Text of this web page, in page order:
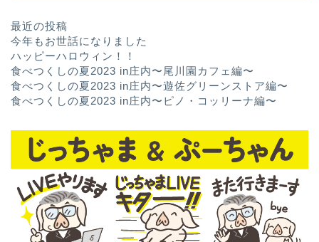
最近の投稿
今年もお世話になりました
ハッピーハロウィン！！
食べつくしの夏2023 in庄内〜尾川園カフェ編〜
食べつくしの夏2023 in庄内〜遊佐グリーンストア編〜
食べつくしの夏2023 in庄内〜ピノ・コッリーナ編〜
ホーム
お問い合わせ